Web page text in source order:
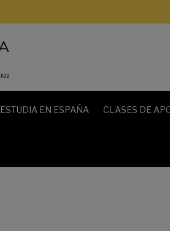
ESTUDIA EN ESPAÑA CLASES DE